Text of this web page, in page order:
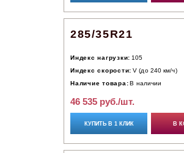
285/35R21
Индекс нагрузки: 105
Индекс скорости: V (до 240 км/ч)
Наличие товара: В наличии
46 535 руб./шт.
КУПИТЬ В 1 КЛИК В